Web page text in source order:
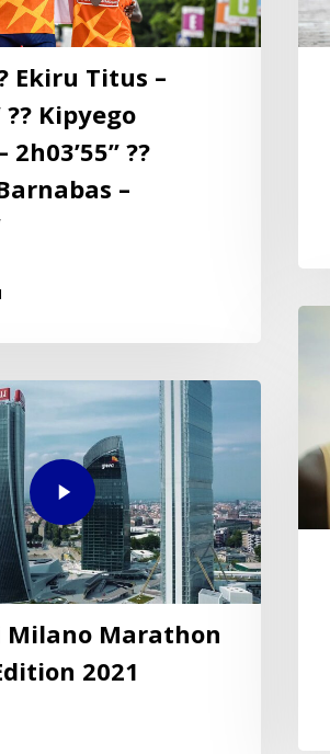
Ekiru Titus –
?? Kipyego
2h03’55” ??
–
Milano Marathon
2021